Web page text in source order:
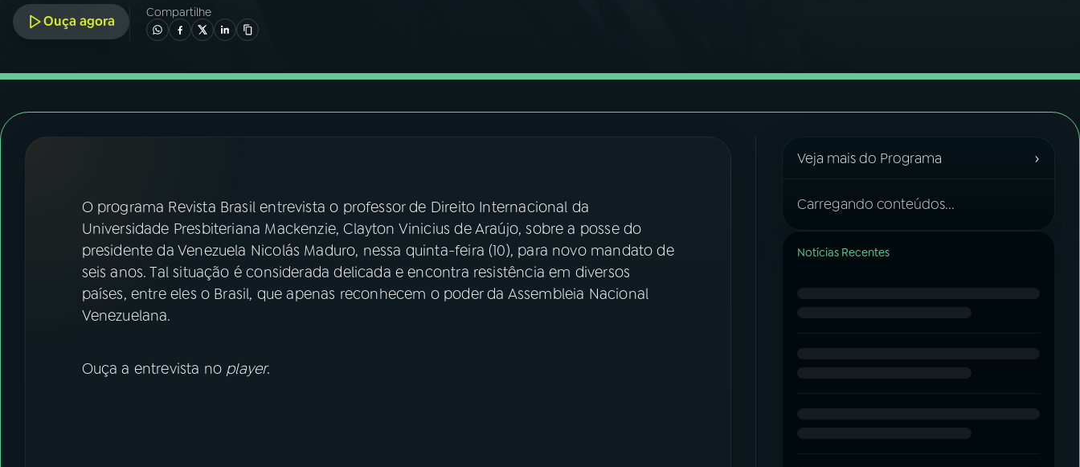
04PROGRAMAS
06VIDEOCASTS
FESTIVAL DE MÚSICA
ACOMPANHE A RÁDIO NACIONAL
Ouça agora
Compartilhe
O programa Revista Brasil entrevista o professor de Direito Internacional da
Universidade Presbiteriana Mackenzie, Clayton Vinicius de Araújo, sobre a posse do
presidente da Venezuela Nicolás Maduro, nessa quinta-feira (10), para novo mandato de
seis anos. Tal situação é considerada delicada e encontra resistência em diversos
países, entre eles o Brasil, que apenas reconhecem o poder da Assembleia Nacional
Venezuelana.
Ouça a entrevista no player.
Veja mais do Programa ›
Carregando conteúdos...
Notícias Recentes